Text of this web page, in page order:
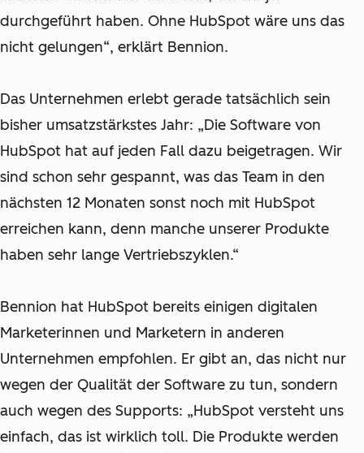
durchgeführt haben. Ohne HubSpot wäre uns das
nicht gelungen“, erklärt Bennion.
Das Unternehmen erlebt gerade tatsächlich sein
bisher umsatzstärkstes Jahr: „Die Software von
HubSpot hat auf jeden Fall dazu beigetragen. Wir
sind schon sehr gespannt, was das Team in den
nächsten 12 Monaten sonst noch mit HubSpot
erreichen kann, denn manche unserer Produkte
haben sehr lange Vertriebszyklen.“
Bennion hat HubSpot bereits einigen digitalen
Marketerinnen und Marketern in anderen
Unternehmen empfohlen. Er gibt an, das nicht nur
wegen der Qualität der Software zu tun, sondern
auch wegen des Supports: „HubSpot versteht uns
einfach, das ist wirklich toll. Die Produkte werden